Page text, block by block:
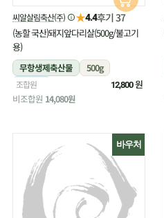
씨알살림축산(주) ★4.4후기 37
(농할 국산)돼지앞다리살(500g/불고기
용)
무항생제축산물
500g
냉장
조합원 12,800원
비조합원 14,080원
바우처